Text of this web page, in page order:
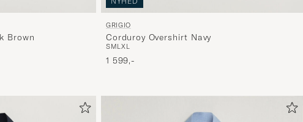
Brown
GRIGIO
Corduroy Overshirt Navy
SMLXL
1 599,-